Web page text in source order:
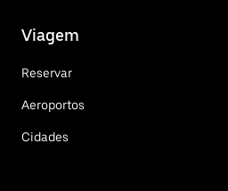
Viagem
Reservar
Aeroportos
Cidades